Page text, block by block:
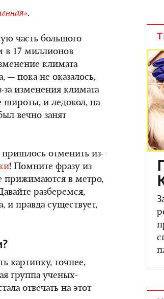
.
часть большого
в 17 миллионов
климата
— пока не оказалось,
за изменения климата
широты, и ледокол, на
вечно занят
пришлось отменить из-
! Помните фразу из
прижимаются в метро,
разберемся,
и правда существует,
картинку, точнее,
группа ученых-
отвечать на этот